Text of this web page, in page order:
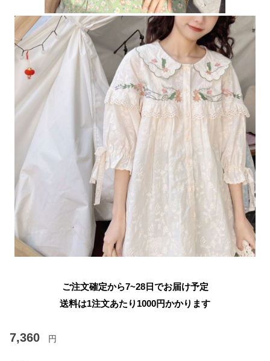
ご注文確定から7~28日でお届け予定
送料は1注文あたり 1000円かかります
7,360 円